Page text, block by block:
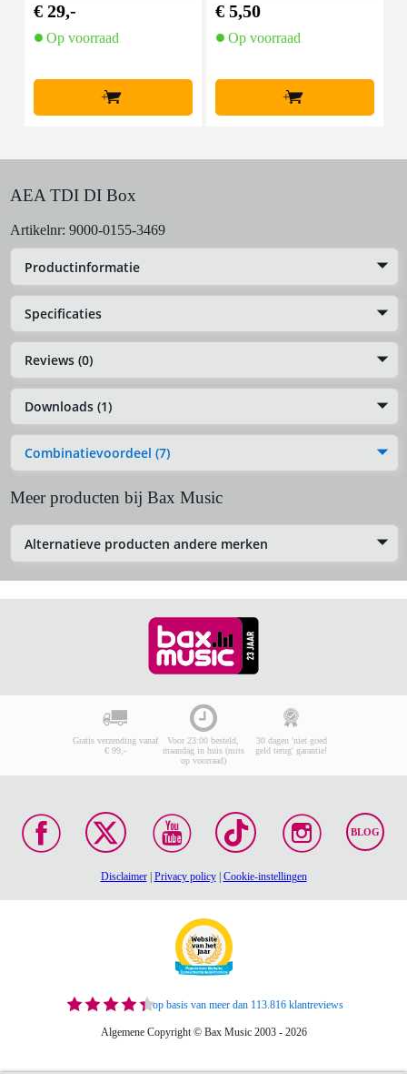
€ 29,-
Op voorraad
+
€ 5,50
Op voorraad
+
AEA TDI DI Box
Artikelnr: 9000-0155-3469
Productinformatie
Specificaties
Reviews (0)
Downloads (1)
Combinatievoordeel (7)
Meer producten bij Bax Music
Alternatieve producten andere merken
Gratis verzending vanaf
€ 99,-
Voor 23:00 besteld,
maandag in huis (mits
op voorraad)
30 dagen 'niet goed
geld terug' garantie!
BLOG
Disclaimer| Privacy policy| Cookie-instellingen
op basis van meer dan 113.816 klantreviews
Algemene Copyright © Bax Music 2003 - 2026